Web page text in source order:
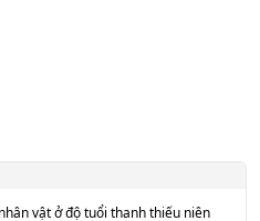
vật ở độ tuổi thanh thiếu niên